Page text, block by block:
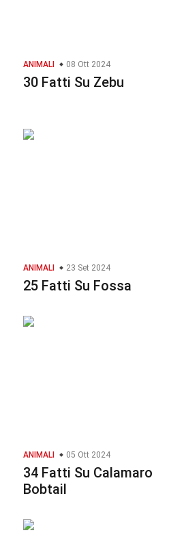
ANIMALI 08 Ott 2024
30 Fatti Su Zebu
ANIMALI 23 Set 2024
25 Fatti Su Fossa
ANIMALI 05 Ott 2024
34 Fatti Su Calamaro
Bobtail